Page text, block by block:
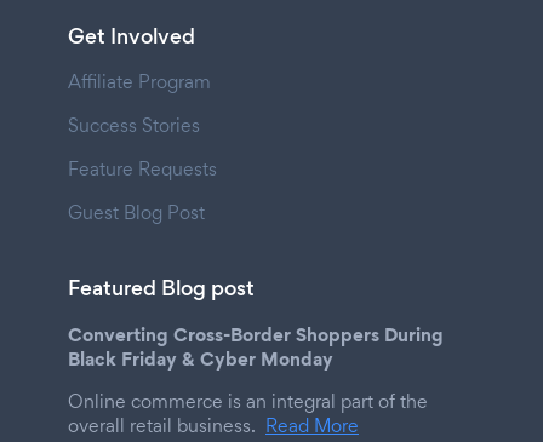
Get Involved
Affiliate Program
Success Stories
Feature Requests
Guest Blog Post
Featured Blog post
Converting Cross-Border Shoppers During
Black Friday & Cyber Monday
Online commerce is an integral part of the
overall retail business. Read More